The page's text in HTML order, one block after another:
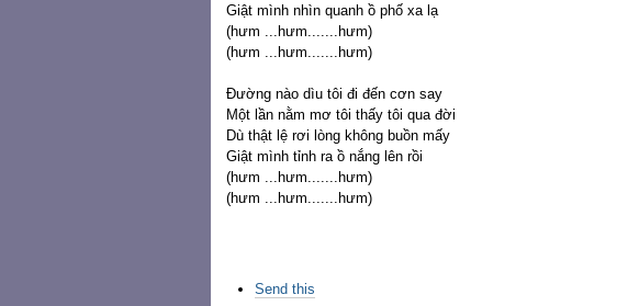
Giật mình nhìn quanh ồ phố xa lạ
(hưm ...hưm.......hưm)
(hưm ...hưm.......hưm)
Đường nào dìu tôi đi đến cơn say
Một lần nằm mơ tôi thấy tôi qua đời
Dù thật lệ rơi lòng không buồn mấy
Giật mình tỉnh ra ồ nắng lên rồi
(hưm ...hưm.......hưm)
(hưm ...hưm.......hưm)
thao
Send this